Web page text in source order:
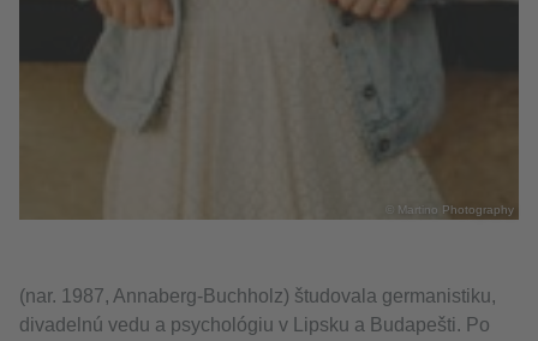
© Martino Photography
(nar. 1987, Annaberg-Buchholz) študovala germanistiku,
divadelnú vedu a psychológiu v Lipsku a Budapešti. Po